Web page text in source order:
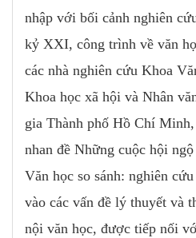
nhập với bối cảnh nghiên
kỷ XXI, công trình về văn
các nhà nghiên cứu Khoa
Khoa học xã hội và Nhân
gia Thành phố Hồ Chí
nhan đề Những cuộc hội
Văn học so sánh: nghiên
vào các vấn đề lý thuyết và
nội văn học, được tiếp nối